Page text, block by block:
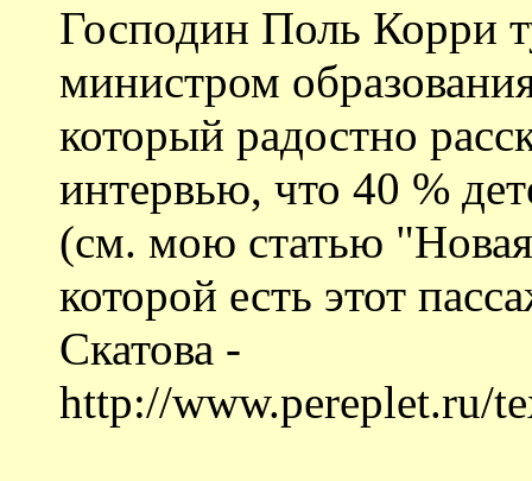
Господин Поль Корри
министром
который радостно
интервью, что 40 %
(см. мою статью
которой есть этот
Скатова -
http://www.pereplet.ru/